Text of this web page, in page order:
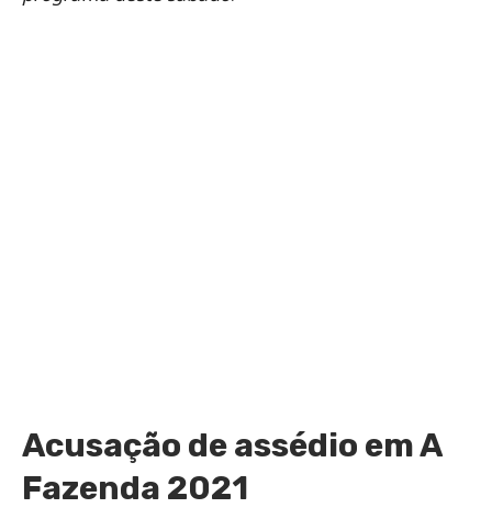
Acusação de assédio em A
Fazenda 2021